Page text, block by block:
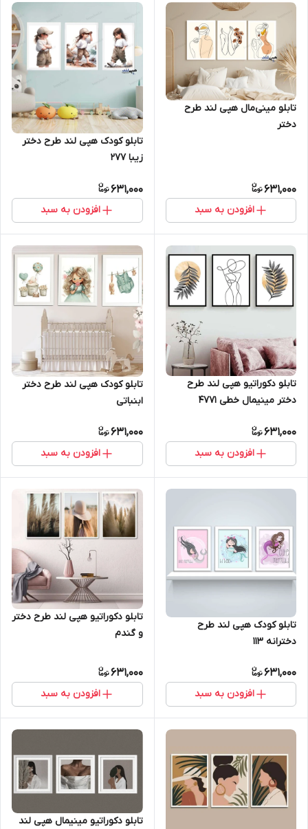
تابلو مینی‌مال هپی لند طرح
دختر
631,000
افزودن به سبد
تابلو کودک هپی لند طرح دختر
زیبا 277
631,000
افزودن به سبد
تابلو دکوراتیو هپی لند طرح
دختر مینیمال خطی 4771
631,000
افزودن به سبد
تابلو کودک هپی لند طرح دختر
ابنباتی
631,000
افزودن به سبد
تابلو کودک هپی لند طرح
دخترانه 113
631,000
افزودن به سبد
تابلو دکوراتیو هپی لند طرح دختر
و گندم
631,000
افزودن به سبد
تابلو دکوراتیو مینیمال هپی لند